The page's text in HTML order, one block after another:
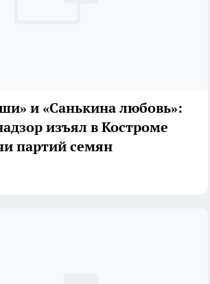
и «Санькина любовь»:
изъял в Костроме
партий семян